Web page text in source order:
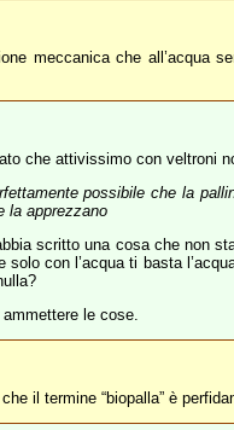
meccanica che all’acqua
che attivissimo con veltroni
possibile che la
la apprezzano
scritto una cosa che non
con l’acqua ti basta
ammettere le cose.
il termine “biopalla” è